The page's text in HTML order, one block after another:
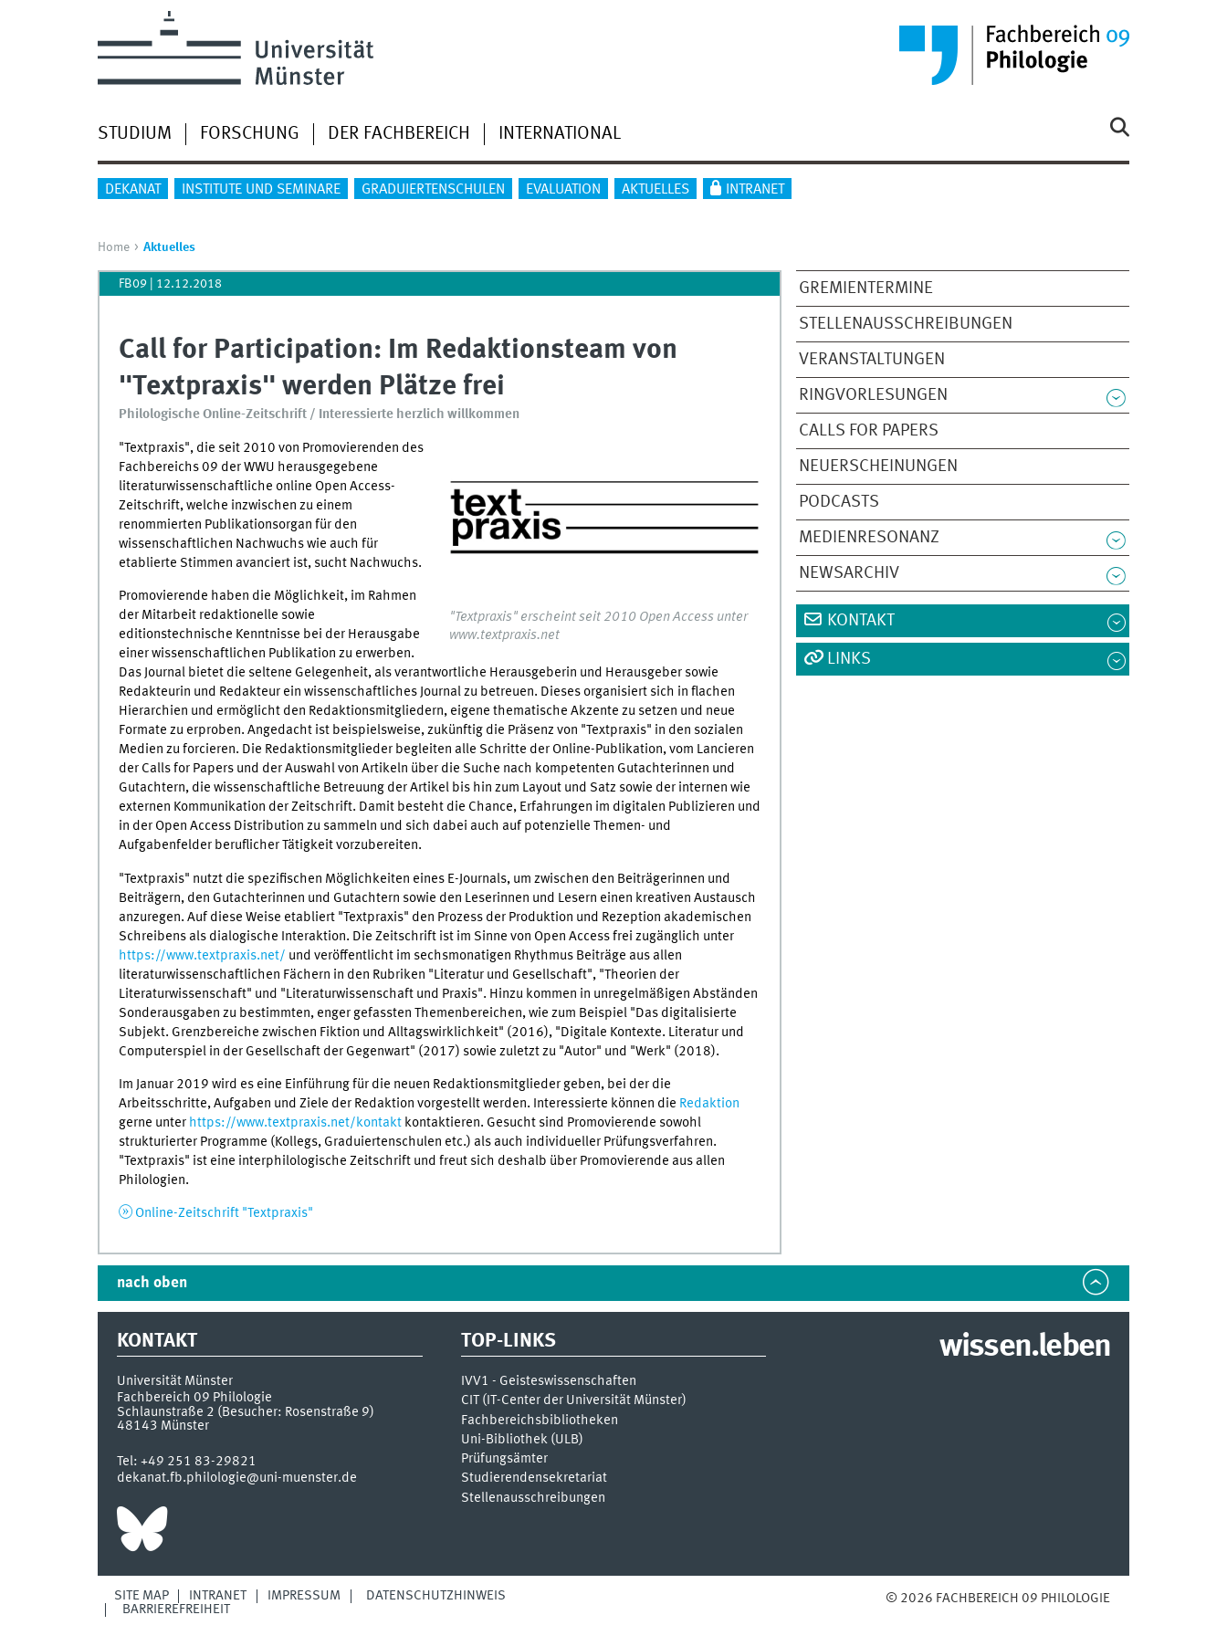
STUDIUM FORSCHUNG DER FACHBEREICH INTERNATIONAL
DEKANAT INSTITUTE UND SEMINARE GRADUIERTENSCHULEN EVALUATION AKTUELLES INTRANET
Home Aktuelles
GREMIENTERMINE
STELLENAUSSCHREIBUNGEN
VERANSTALTUNGEN
RINGVORLESUNGEN
CALLS FOR PAPERS
NEUERSCHEINUNGEN
PODCASTS
MEDIENRESONANZ
NEWSARCHIV
FB09| 12.12.2018
Call for Participation: Im Redaktionsteam von
"Textpraxis" werden Plätze frei
Philologische Online-Zeitschrift / Interessierte herzlich willkommen
"Textpraxis" erscheint seit 2010 Open Access unter
www.textpraxis.net
"Textpraxis", die seit 2010 von Promovierenden des
Fachbereichs 09 der WWU herausgegebene
literaturwissenschaftliche online Open Access-
Zeitschrift, welche inzwischen zu einem
renommierten Publikationsorgan für den
wissenschaftlichen Nachwuchs wie auch für
etablierte Stimmen avanciert ist, sucht Nachwuchs.
Promovierende haben die Möglichkeit, im Rahmen
der Mitarbeit redaktionelle sowie
editionstechnische Kenntnisse bei der Herausgabe
einer wissenschaftlichen Publikation zu erwerben.
Das Journal bietet die seltene Gelegenheit, als verantwortliche Herausgeberin und Herausgeber sowie
Redakteurin und Redakteur ein wissenschaftliches Journal zu betreuen. Dieses organisiert sich in flachen
Hierarchien und ermöglicht den Redaktionsmitgliedern, eigene thematische Akzente zu setzen und neue
Formate zu erproben. Angedacht ist beispielsweise, zukünftig die Präsenz von "Textpraxis" in den sozialen
Medien zu forcieren. Die Redaktionsmitglieder begleiten alle Schritte der Online-Publikation, vom Lancieren
der Calls for Papers und der Auswahl von Artikeln über die Suche nach kompetenten Gutachterinnen und
Gutachtern, die wissenschaftliche Betreuung der Artikel bis hin zum Layout und Satz sowie der internen wie
externen Kommunikation der Zeitschrift. Damit besteht die Chance, Erfahrungen im digitalen Publizieren und
in der Open Access Distribution zu sammeln und sich dabei auch auf potenzielle Themen- und
Aufgabenfelder beruflicher Tätigkeit vorzubereiten.
"Textpraxis" nutzt die spezifischen Möglichkeiten eines E-Journals, um zwischen den Beiträgerinnen und
Beiträgern, den Gutachterinnen und Gutachtern sowie den Leserinnen und Lesern einen kreativen Austausch
anzuregen. Auf diese Weise etabliert "Textpraxis" den Prozess der Produktion und Rezeption akademischen
Schreibens als dialogische Interaktion. Die Zeitschrift ist im Sinne von Open Access frei zugänglich unter
https://www.textpraxis.net/ und veröffentlicht im sechsmonatigen Rhythmus Beiträge aus allen
literaturwissenschaftlichen Fächern in den Rubriken "Literatur und Gesellschaft", "Theorien der
Literaturwissenschaft" und "Literaturwissenschaft und Praxis". Hinzu kommen in unregelmäßigen Abständen
Sonderausgaben zu bestimmten, enger gefassten Themenbereichen, wie zum Beispiel "Das digitalisierte
Subjekt. Grenzbereiche zwischen Fiktion und Alltagswirklichkeit" (2016), "Digitale Kontexte. Literatur und
Computerspiel in der Gesellschaft der Gegenwart" (2017) sowie zuletzt zu "Autor" und "Werk" (2018).
Im Januar 2019 wird es eine Einführung für die neuen Redaktionsmitglieder geben, bei der die
Arbeitsschritte, Aufgaben und Ziele der Redaktion vorgestellt werden. Interessierte können die Redaktion
gerne unter https://www.textpraxis.net/kontaktkontaktieren. Gesucht sind Promovierende sowohl
strukturierter Programme (Kollegs, Graduiertenschulen etc.) als auch individueller Prüfungsverfahren.
"Textpraxis" ist eine interphilologische Zeitschrift und freut sich deshalb über Promovierende aus allen
Philologien.
Online-Zeitschrift "Textpraxis"
KONTAKT
LINKS
nach oben
KONTAKT
Universität Münster
Fachbereich 09 Philologie
Schlaunstraße 2 (Besucher: Rosenstraße 9)
48143 Münster
Tel: +49 251 83-29821
dekanat.fb.philologie@uni-muenster.de
TOP-LINKS
IVV1 - Geisteswissenschaften
CIT (IT-Center der Universität Münster)
Fachbereichsbibliotheken
Uni-Bibliothek (ULB)
Prüfungsämter
Studierendensekretariat
Stellenausschreibungen
wissen.leben
SITE MAP INTRANET IMPRESSUM
DATENSCHUTZHINWEIS
BARRIEREFREIHEIT
© 2026 FACHBEREICH 09 PHILOLOGIE